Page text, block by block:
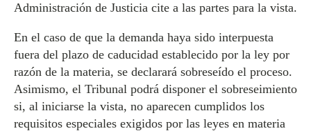
Administración de Justicia cite a las partes para la vista.
En el caso de que la demanda haya sido interpuesta
fuera del plazo de caducidad establecido por la ley por
razón de la materia, se declarará sobreseído el proceso.
Asimismo, el Tribunal podrá disponer el sobreseimiento
si, al iniciarse la vista, no aparecen cumplidos los
requisitos especiales exigidos por las leyes en materia